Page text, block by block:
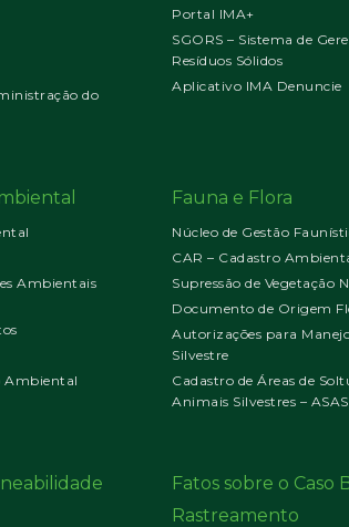
do
Portal IMA+
SGORS – Sistema de
Resíduos Sólidos
Aplicativo IMA Denuncie
Ambientais
Ambiental
Fauna e Flora
Núcleo de Gestão
CAR – Cadastro
Supressão de Vegetação
Documento de Origem
Autorizações para
Silvestre
Cadastro de Áreas de
Animais Silvestres – ASAS
Fatos sobre o Caso
Rastreamento